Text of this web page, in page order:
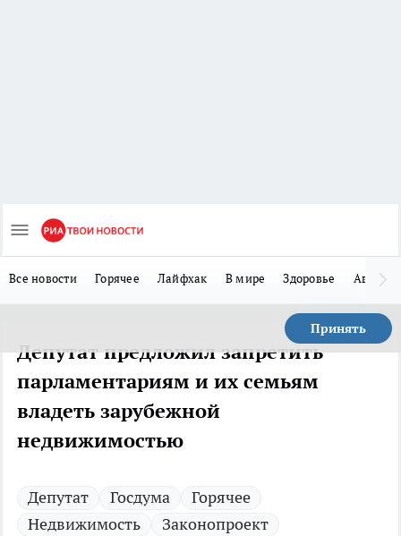
Все новости Горячее Лайфхак В мире Здоровье Авто
Принять
Депутат предложил запретить
парламентариям и их семьям
владеть зарубежной
недвижимостью
Депутат Госдума
Горячее
Недвижимость
Законопроект